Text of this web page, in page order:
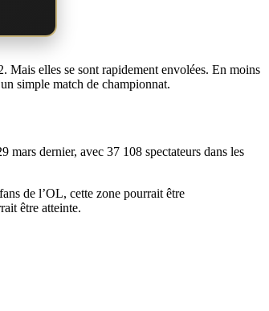
Mais elles se sont rapidement envolées. En moins
simple match de championnat.
mars dernier, avec 37 108 spectateurs dans les
de l’OL, cette zone pourrait être
être atteinte.